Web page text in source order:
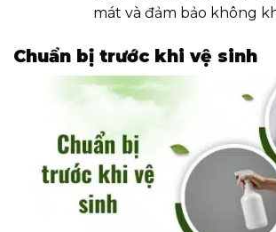
mát và đảm bảo không
Chuẩn bị trước khi vệ sinh